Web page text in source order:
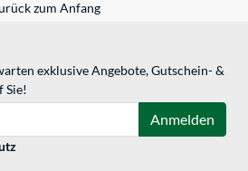
zum Anfang
exklusive Angebote, Gutschein- &
Sie!
Anmelden